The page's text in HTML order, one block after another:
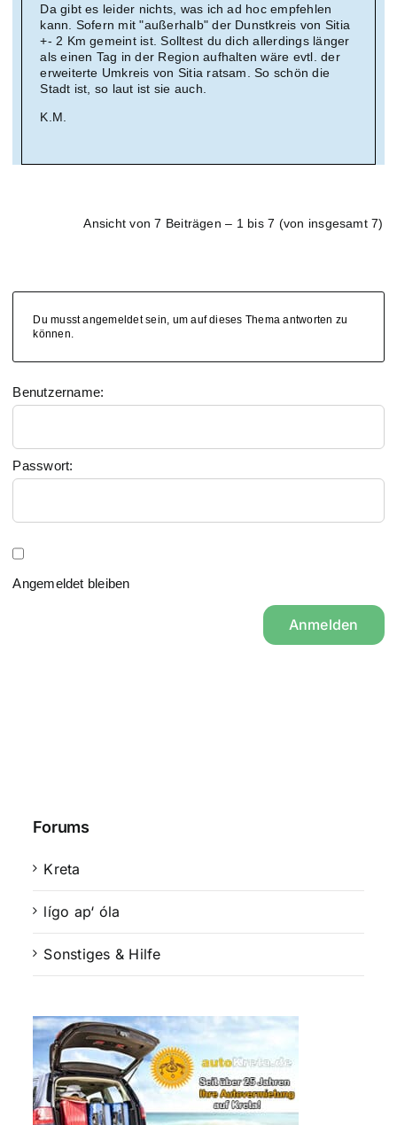
Da gibt es leider nichts, was ich ad hoc empfehlen
kann. Sofern mit "außerhalb" der Dunstkreis von Sitia
+- 2 Km gemeint ist. Solltest du dich allerdings länger
als einen Tag in der Region aufhalten wäre evtl. der
erweiterte Umkreis von Sitia ratsam. So schön die
Stadt ist, so laut ist sie auch.
K.M.
Ansicht von 7 Beiträgen – 1 bis 7 (von insgesamt 7)
Du musst angemeldet sein, um auf dieses Thema antworten zu
können.
Benutzername:
Passwort:
Angemeldet bleiben
Anmelden
Forums
Kreta
lígo ap‘ óla
Sonstiges & Hilfe